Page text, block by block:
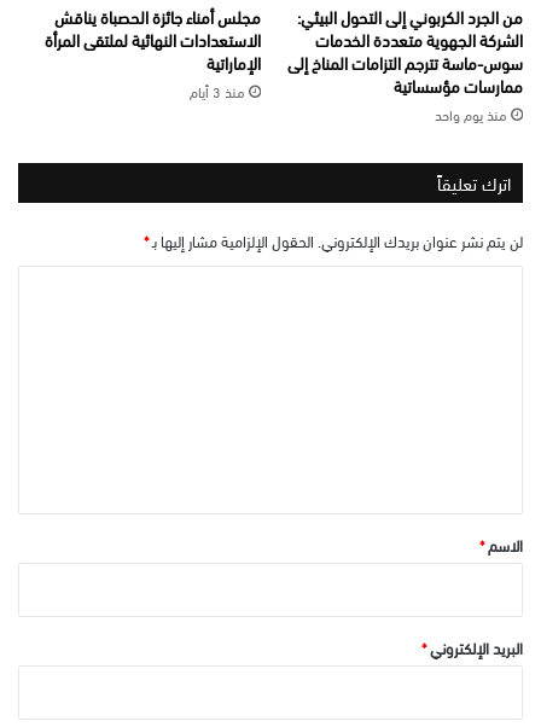
من الجرد الكربوني إلى التحول البيئي:
الشركة الجهوية متعددة الخدمات
سوس-ماسة تترجم التزامات المناخ إلى
ممارسات مؤسساتية
منذ يوم واحد
مجلس أمناء جائزة الحصباة يناقش
الاستعدادات النهائية لملتقى المرأة
الإماراتية
منذ 3 أيام
اترك تعليقاً
لن يتم نشر عنوان بريدك الإلكتروني. الحقول الإلزامية مشار إليها بـ*
*الاسم*
البريد الإلكتروني*